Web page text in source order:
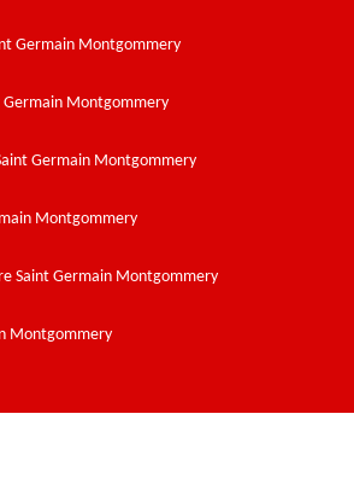
Germain Montgommery
Germain Montgommery
Germain Montgommery
Montgommery
Saint Germain Montgommery
Montgommery